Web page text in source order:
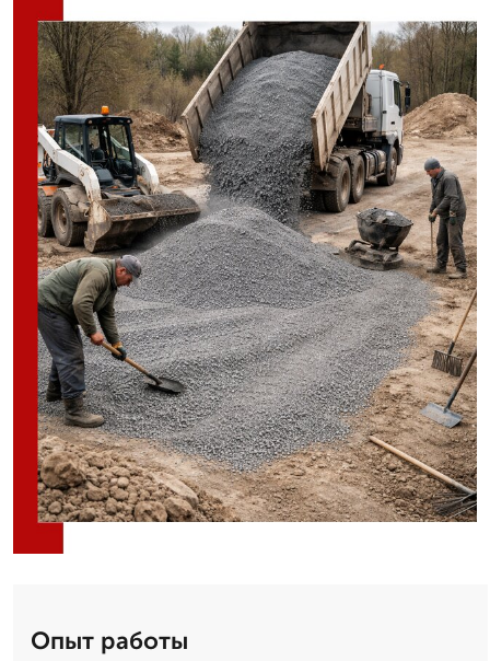
Опыт работы